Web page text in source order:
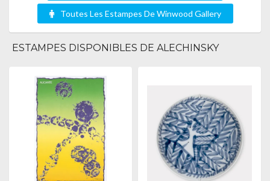
Toutes Les Estampes De Winwood Gallery
ESTAMPES DISPONIBLES DE ALECHINSKY